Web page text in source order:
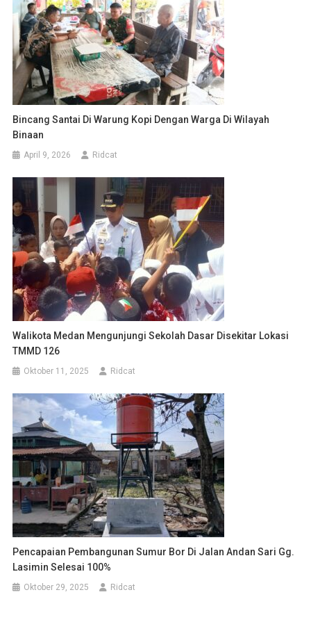
Bincang Santai Di Warung Kopi Dengan Warga Di Wilayah
Binaan
April 9, 2026 Ridcat
Walikota Medan Mengunjungi Sekolah Dasar Disekitar Lokasi
TMMD 126
Oktober 11, 2025 Ridcat
Pencapaian Pembangunan Sumur Bor Di Jalan Andan Sari Gg.
Lasimin Selesai 100%
Oktober 29, 2025 Ridcat